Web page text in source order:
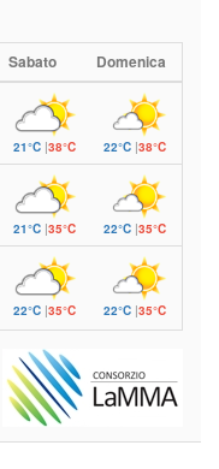
Sabato Domenica
21°C|38°C 22°C |38°C
21°C|35°C 22°C |35°C
22°C|35°C 22°C |35°C